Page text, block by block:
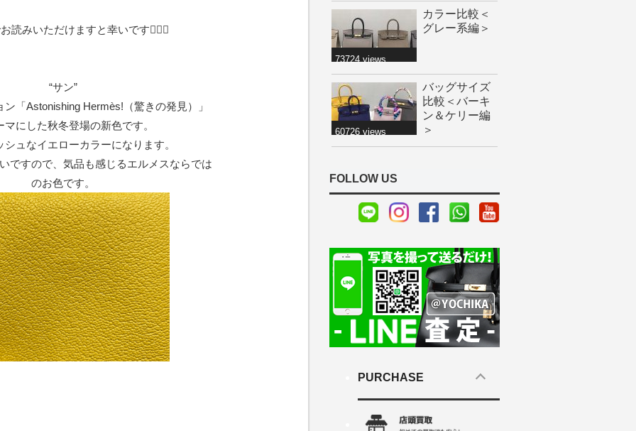
読みいただけますと幸いです🙇🏻‍♀️
“サン”
「Astonishing Hermès!（驚きの発見）」
マにした秋冬登場の新色です。
シュなイエローカラーになります。
ですので、気品も感じるエルメスならでは
のお色です。
カラー比較＜
グレー系編＞
73724 views
バッグサイズ
比較＜バーキ
ン＆ケリー編
＞
60726 views
FOLLOW US
PURCHASE